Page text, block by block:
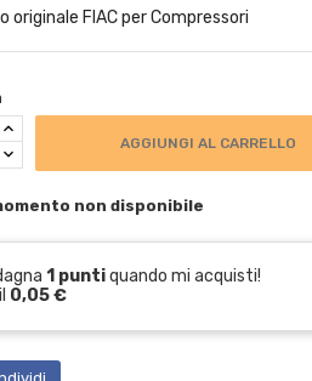
originale FIAC per Compressori
AGGIUNGI AL CARRELLO
non disponibile
1 puntiquando mi acquisti!
0,05 €